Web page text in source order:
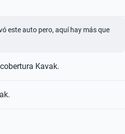
este auto pero, aquí hay más que
Kavak.